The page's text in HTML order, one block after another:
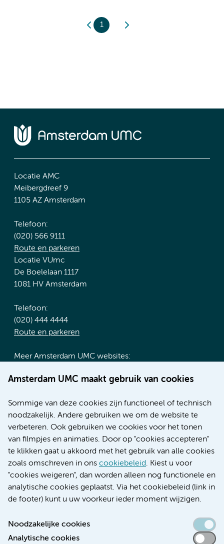
Amsterdam UMC maakt gebruik van cookies
Sommige van deze cookies zijn functioneel of technisch
noodzakelijk. Andere gebruiken we om de website te
verbeteren. Ook gebruiken we cookies voor het tonen
van filmpjes en animaties. Door op "cookies accepteren"
te klikken gaat u akkoord met het gebruik van alle cookies
zoals omschreven in ons cookiebeleid. Kiest u voor
"cookies weigeren", dan worden alleen nog functionele en
analytische cookies geplaatst. Via het cookiebeleid (link in
de footer) kunt u uw voorkeur ieder moment wijzigen.
Noodzakelijke cookies
Analytische cookies
1
Locatie AMC
Meibergdreef 9
1105 AZ Amsterdam
Telefoon:
(020) 566 9111
Route en parkeren
Locatie VUmc
De Boelelaan 1117
1081 HV Amsterdam
Telefoon:
(020) 444 4444
Route en parkeren
Meer Amsterdam UMC websites:
Werken bij Amsterdam UMC
Nieuws
Research
Educatie locatie AMC
Educatie locatie VUmc
Verwijzen & diagnostiek
Toegankelijkheidsverklaring